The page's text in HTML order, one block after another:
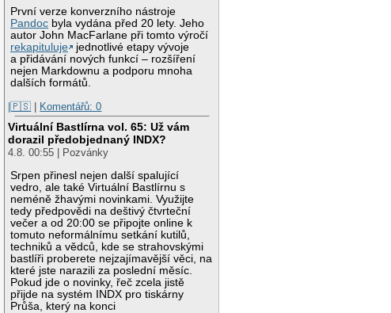
První verze konverzního nástroje
Pandoc byla vydána před 20 lety. Jeho
autor John MacFarlane při tomto výročí
rekapituluje
jednotlivé etapy vývoje
a přidávání nových funkcí – rozšíření
nejen Markdownu a podporu mnoha
dalších formátů.
|🇵🇸 | Komentářů: 0
Virtuální Bastlírna vol. 65: Už vám
dorazil předobjednaný INDX?
4.8. 00:55 | Pozvánky
Srpen přinesl nejen další spalující
vedro, ale také Virtuální Bastlírnu s
neméně žhavými novinkami. Využijte
tedy předpovědi na deštivý čtvrteční
večer a od 20:00 se připojte online k
tomuto neformálnímu setkání kutilů,
techniků a vědců, kde se strahovskými
bastlíři proberete nejzajímavější věci, na
které jste narazili za poslední měsíc.
Pokud jde o novinky, řeč zcela jistě
přijde na systém INDX pro tiskárny
Průša, který na konci